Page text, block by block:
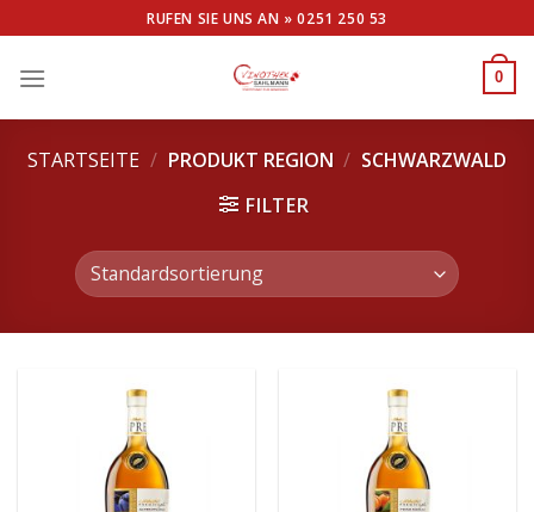
to
content
RUFEN SIE UNS AN »0251 250 53
0
STARTSEITE / PRODUKT REGION / SCHWARZWALD
FILTER